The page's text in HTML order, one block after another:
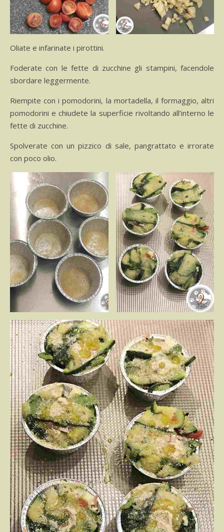
Oliate e infarinate i pirottini.
Foderate con le fette di zucchine gli stampini, facendole
sbordare leggermente.
Riempite con i pomodorini, la mortadella, il formaggio, altri
pomodorini e chiudete la superficie rivoltando all’interno le
fette di zucchine.
Spolverate con un pizzico di sale, pangrattato e irrorate
con poco olio.